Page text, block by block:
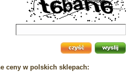
ceny w polskich sklepach: